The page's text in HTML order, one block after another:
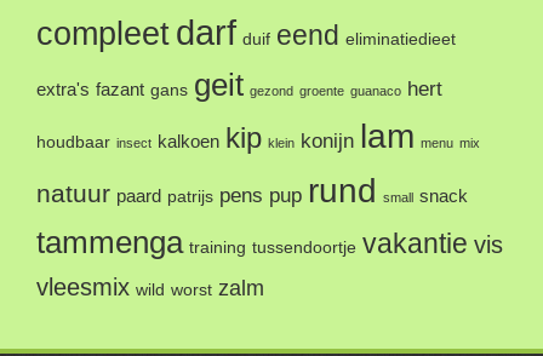
compleet darf duif eend eliminatiedieet
extra's fazant gans geit gezond groente guanaco hert
houdbaar insect kalkoen kip klein konijn lam menu mix
natuur paard patrijs pens pup rund small snack
tammenga training tussendoortje vakantie vis
vleesmix wild worst zalm